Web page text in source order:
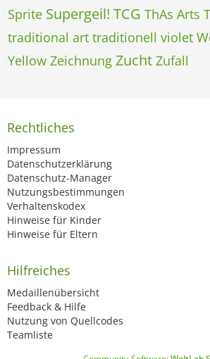
Sprite Supergeil! TCG ThAs Arts
traditional art traditionell violet
Yellow Zeichnung Zucht Zufall
Rechtliches
Impressum
Datenschutzerklärung
Datenschutz-Manager
Nutzungsbestimmungen
Verhaltenskodex
Hinweise für Kinder
Hinweise für Eltern
Hilfreiches
Medaillenübersicht
Feedback & Hilfe
Nutzung von Quellcodes
Teamliste